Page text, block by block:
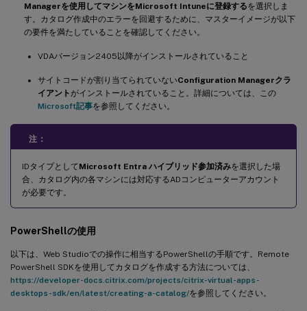
Managerを使用してマシンをMicrosoft Intuneに登録するを選択しま
す。カタログ作成中のエラーを回避するために、マスターイメージが以下
の要件を満たしていることを確認してください。
VDAバージョン2405以降がインストールされていること
サイトコードが割り当てられていないConfiguration Managerクラ
イアントがインストールされていること。詳細については、この
Microsoft記事を参照してください。
注：
IDタイプとしてMicrosoft Entra ハイブリッド参加済みを選択した場
合、カタログ内の各マシンには対応するADコンピューターアカウント
が必要です。
PowerShellの使用
以下は、Web Studioでの操作に相当するPowerShellの手順です。Remote
PowerShell SDKを使用してカタログを作成する方法については、
https://developer-docs.citrix.com/projects/citrix-virtual-apps-
desktops-sdk/en/latest/creating-a-catalog/を参照してください。